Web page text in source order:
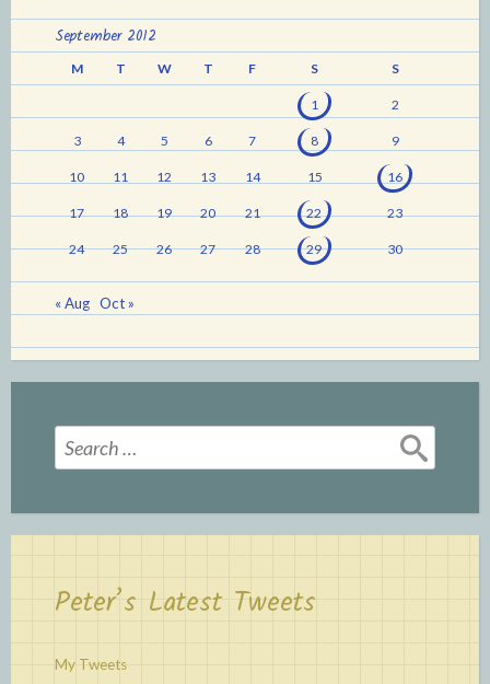
September 2012
M T W T F S S
1 2
3 4 5 6 7 8 9
10 11 12 13 14 15 16
17 18 19 20 21 22 23
24 25 26 27 28 29 30
« Aug Oct »
Search
for:
Peter’s Latest Tweets
My Tweets